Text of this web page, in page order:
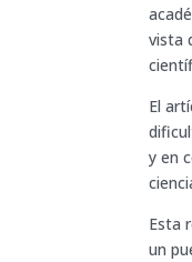
vista
El
y en
Esta
un